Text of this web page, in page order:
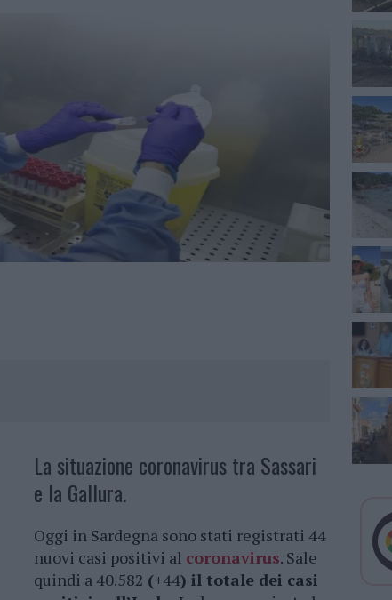
La situazione coronavirus tra Sassari
e la Gallura.
Oggi in Sardegna sono stati registrati 44
nuovi casi positivi al coronavirus. Sale
quindi a 40.582 (+44) il totale dei casi